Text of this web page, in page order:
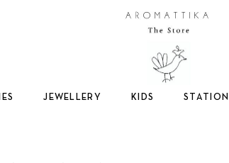
Logo
JEWELLERY KIDS